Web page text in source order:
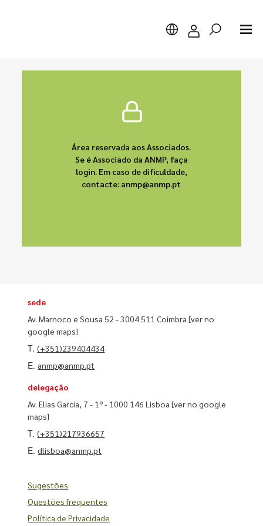
Área reservada aos Associados.
Se é Associado da ANMP, faça
login. Em caso de dificuldade,
contacte: anmp@anmp.pt
sede
Av. Marnoco e Sousa 52 - 3004 511 Coimbra[ver no
google maps]
T.(+351)239404434
E. anmp@anmp.pt
delegação
Av. Elias Garcia, 7 - 1º - 1000 146 Lisboa[ver no google
maps]
T.(+351)217936657
E.dlisboa@anmp.pt
Sugestões
Questões frequentes
Política de Privacidade